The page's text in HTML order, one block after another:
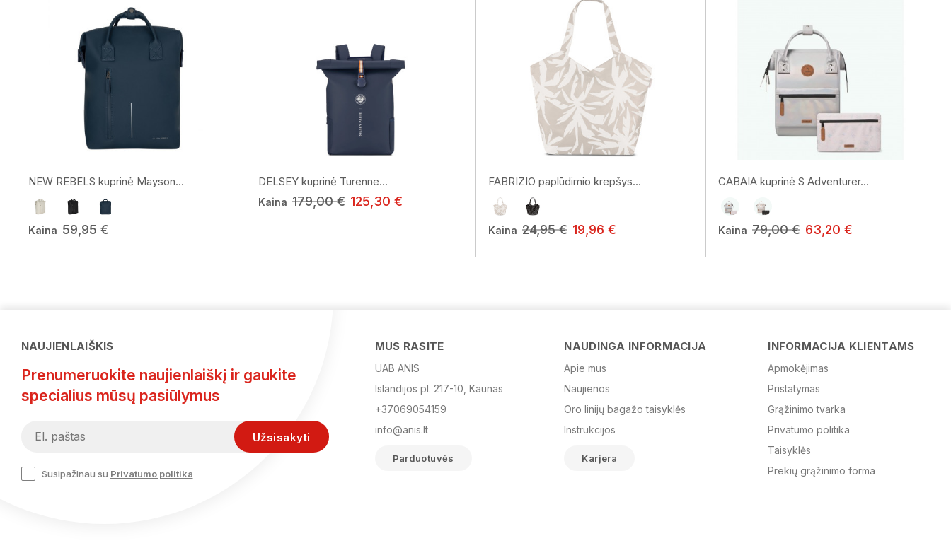
NEW REBELS kuprinė Mayson...
Kaina 59,95 €
DELSEY kuprinė Turenne...
Kaina 179,00 € 125,30 €
FABRIZIO paplūdimio krepšys...
Kaina 24,95 € 19,96 €
CABAIA kuprinė S Adventurer...
Kaina 79,00 € 63,20 €
NAUJIENLAIŠKIS
Prenumeruokite naujienlaiškį ir gaukite
specialius mūsų pasiūlymus
Susipažinau su Privatumo politika
MUS RASITE
UAB ANIS
Islandijos pl. 217-10, Kaunas
+37069054159
info@anis.lt
Parduotuvės
NAUDINGA INFORMACIJA
Apie mus
Naujienos
Oro linijų bagažo taisyklės
Instrukcijos
Karjera
INFORMACIJA KLIENTAMS
Apmokėjimas
Pristatymas
Grąžinimo tvarka
Privatumo politika
Taisyklės
Prekių grąžinimo forma